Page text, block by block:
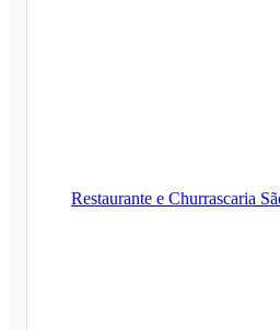
Restaurante e Churrascaria